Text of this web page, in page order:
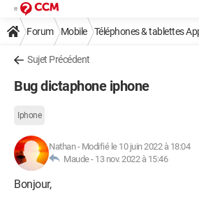
Forum Mobile Téléphones & tablettes
Sujet Précédent
Bug dictaphone iphone
Iphone
Nathan- Modifié le 10 juin 2022 à 18:04
Maude - 13 nov. 2022 à 15:46
Bonjour,